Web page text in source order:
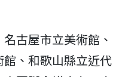
古屋市立美術館、
、和歌山縣立近代